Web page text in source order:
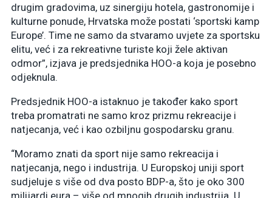
drugim gradovima, uz sinergiju hotela, gastronomije i
kulturne ponude, Hrvatska može postati ‘sportski kamp
Europe’. Time ne samo da stvaramo uvjete za sportsku
elitu, već i za rekreativne turiste koji žele aktivan
odmor”, izjava je predsjednika HOO-a koja je posebno
odjeknula.
Predsjednik HOO-a istaknuo je također kako sport
treba promatrati ne samo kroz prizmu rekreacije i
natjecanja, već i kao ozbiljnu gospodarsku granu.
“Moramo znati da sport nije samo rekreacija i
natjecanja, nego i industrija. U Europskoj uniji sport
sudjeluje s više od dva posto BDP-a, što je oko 300
milijardi eura – više od mnogih drugih industrija. U